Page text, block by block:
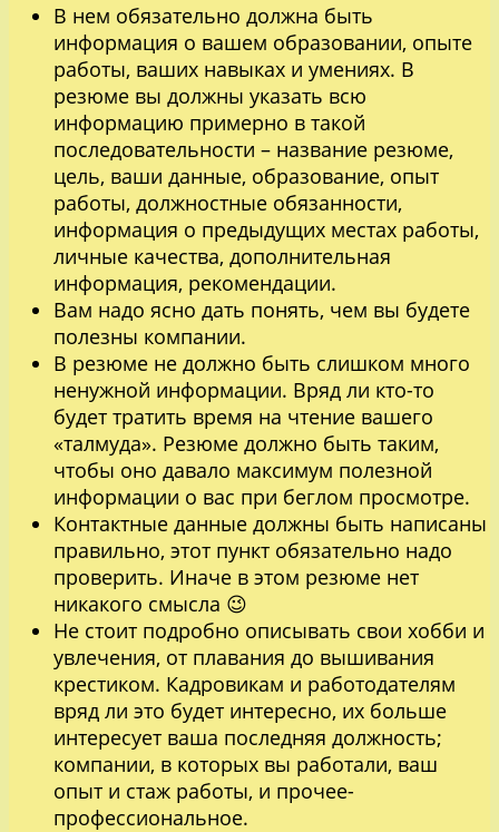
В нем обязательно должна быть
информация о вашем образовании, опыте
работы, ваших навыках и умениях. В
резюме вы должны указать всю
информацию примерно в такой
последовательности – название резюме,
цель, ваши данные, образование, опыт
работы, должностные обязанности,
информация о предыдущих местах работы,
личные качества, дополнительная
информация, рекомендации.
Вам надо ясно дать понять, чем вы будете
полезны компании.
В резюме не должно быть слишком много
ненужной информации. Вряд ли кто-то
будет тратить время на чтение вашего
«талмуда». Резюме должно быть таким,
чтобы оно давало максимум полезной
информации о вас при беглом просмотре.
Контактные данные должны быть написаны
правильно, этот пункт обязательно надо
проверить. Иначе в этом резюме нет
никакого смысла 😉
Не стоит подробно описывать свои хобби и
увлечения, от плавания до вышивания
крестиком. Кадровикам и работодателям
вряд ли это будет интересно, их больше
интересует ваша последняя должность;
компании, в которых вы работали, ваш
опыт и стаж работы, и прочее-
профессиональное.